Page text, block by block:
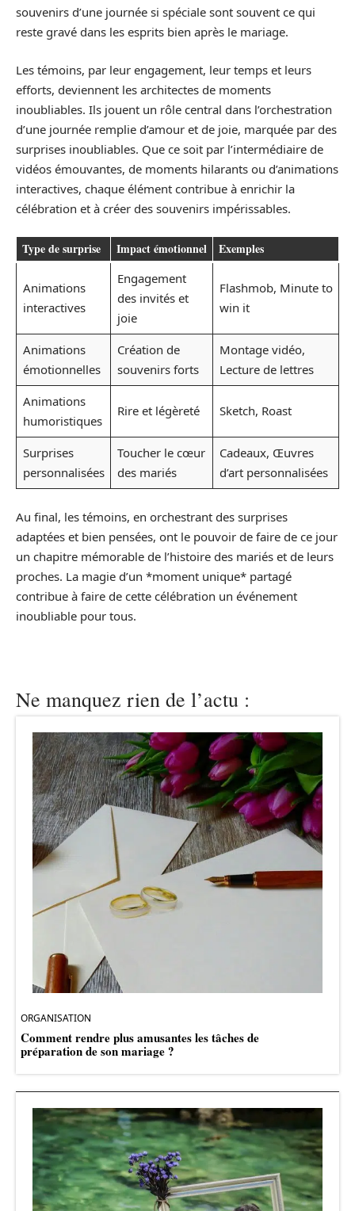
souvenirs d’une journée si spéciale sont souvent ce qui
reste gravé dans les esprits bien après le mariage.
Les témoins, par leur engagement, leur temps et leurs
efforts, deviennent les architectes de moments
inoubliables. Ils jouent un rôle central dans l’orchestration
d’une journée remplie d’amour et de joie, marquée par des
surprises inoubliables. Que ce soit par l’intermédiaire de
vidéos émouvantes, de moments hilarants ou d’animations
interactives, chaque élément contribue à enrichir la
célébration et à créer des souvenirs impérissables.
Type de surprise Impact émotionnel Exemples
Animations
interactives
Engagement
des invités et
joie
Flashmob, Minute to
win it
Animations
émotionnelles
Création de
souvenirs forts
Montage vidéo,
Lecture de lettres
Animations
humoristiques
Rire et légèreté Sketch, Roast
Surprises
personnalisées
Toucher le cœur
des mariés
Cadeaux, Œuvres
d’art personnalisées
Au final, les témoins, en orchestrant des surprises
adaptées et bien pensées, ont le pouvoir de faire de ce jour
un chapitre mémorable de l’histoire des mariés et de leurs
proches. La magie d’un *moment unique* partagé
contribue à faire de cette célébration un événement
inoubliable pour tous.
Ne manquez rien de l’actu :
ORGANISATION
Comment rendre plus amusantes les tâches de
préparation de son mariage ?